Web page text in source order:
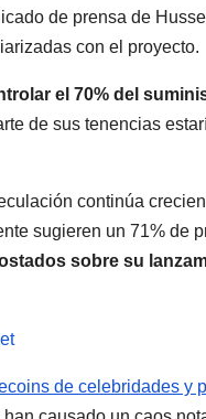
de prensa de
con el proyecto.
el 70% del
de sus tenencias
continúa
sugieren un 71% de
sobre su
de celebridades y